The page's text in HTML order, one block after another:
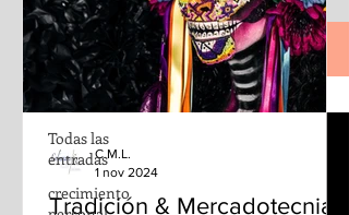
Nuestro Espacio
Todas las
entradas
crecimiento
publicidad
Tradición & Mercadotecnia:
C.M.L.
1 nov 2024